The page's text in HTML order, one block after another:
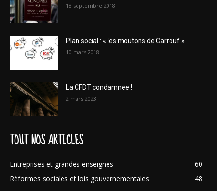
18 septembre 2018
Plan social : « les moutons de Carrouf »
10 mars 2018
La CFDT condamnée !
2 mars 2023
TOUT NOS ARTICLES
Entreprises et grandes enseignes
60
Réformes sociales et lois gouvernementales
48